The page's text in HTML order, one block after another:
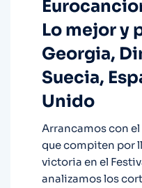
Lo mejor y
Georgia,
Suecia,
Unido
Arrancamos con
que compiten por
victoria en el
analizamos los